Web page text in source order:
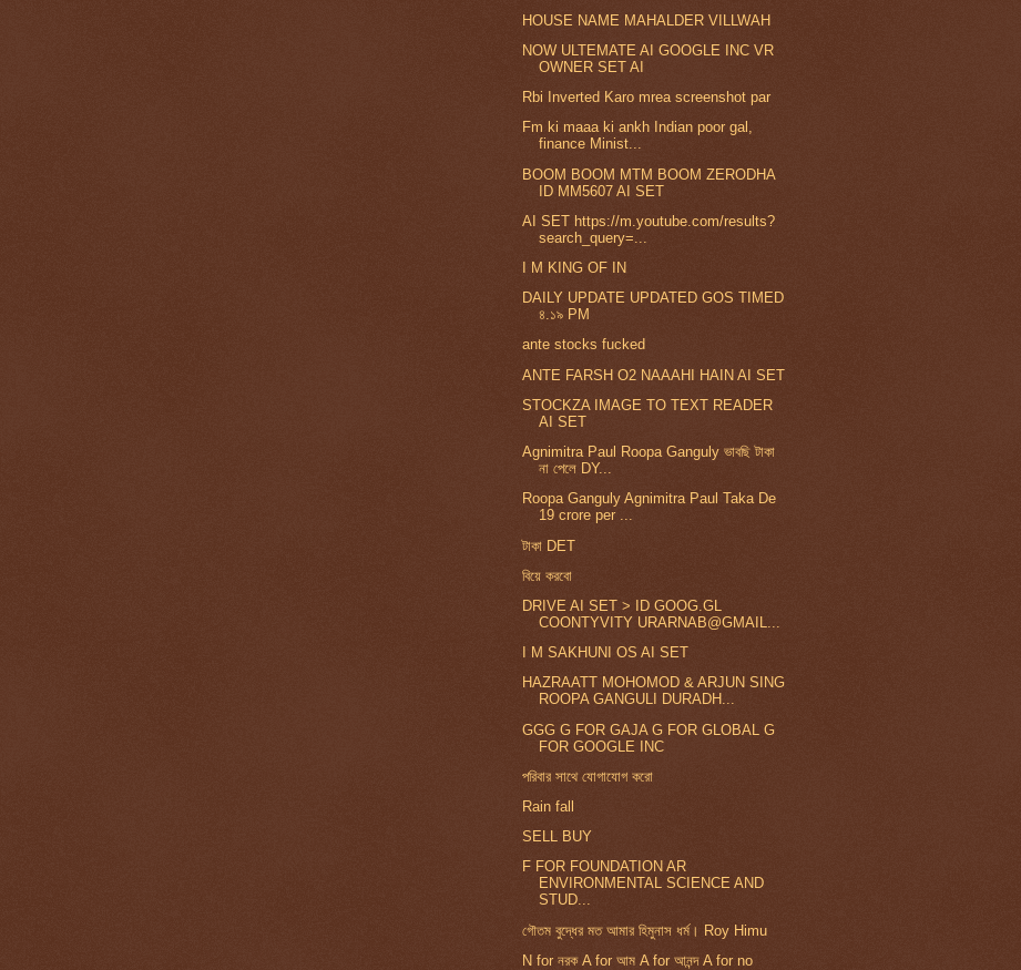
HOUSE NAME MAHALDER VILLWAH
NOW ULTEMATE AI GOOGLE INC VR
OWNER SET AI
Rbi Inverted Karo mrea screenshot par
Fm ki maaa ki ankh Indian poor gal,
finance Minist...
BOOM BOOM MTM BOOM ZERODHA
ID MM5607 AI SET
AI SET https://m.youtube.com/results?
search_query=...
I M KING OF IN
DAILY UPDATE UPDATED GOS TIMED
৪.১৯ PM
ante stocks fucked
ANTE FARSH O2 NAAAHI HAIN AI SET
STOCKZA IMAGE TO TEXT READER
AI SET
Agnimitra Paul Roopa Ganguly ভাবছি টাকা
না পেলে DY...
Roopa Ganguly Agnimitra Paul Taka De
19 crore per ...
টাকা DET
বিয়ে করবো
DRIVE AI SET > ID GOOG.GL
COONTYVITY URARNAB@GMAIL...
I M SAKHUNI OS AI SET
HAZRAATT MOHOMOD & ARJUN SING
ROOPA GANGULI DURADH...
GGG G FOR GAJA G FOR GLOBAL G
FOR GOOGLE INC
পরিবার সাথে যোগাযোগ করো
Rain fall
SELL BUY
F FOR FOUNDATION AR
ENVIRONMENTAL SCIENCE AND
STUD...
গৌতম বুদ্ধের মত আমার হিমুনাস ধর্ম। Roy Himu
N for নরক A for আম A for আনন্দ A for no